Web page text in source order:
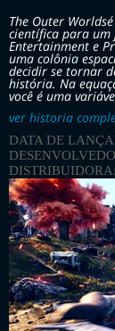
The Outer
científica para
Entertainment e
uma colônia
decidir se tornar
história. Na
você é uma
ver historia
DATA DE